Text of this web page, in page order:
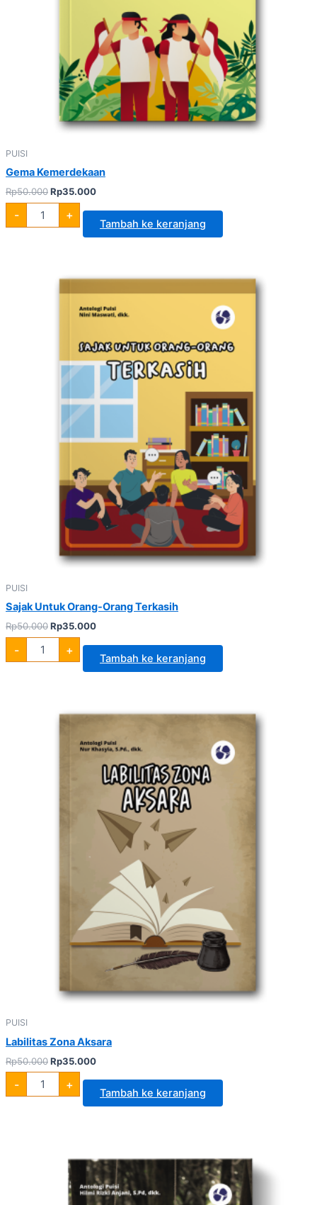
PUISI
Gema Kemerdekaan
Rp50.000Rp35.000
- +
Tambah ke keranjang
PUISI
Sajak Untuk Orang-Orang Terkasih
Rp50.000Rp35.000
- +
Tambah ke keranjang
PUISI
Labilitas Zona Aksara
Rp50.000Rp35.000
- +
Tambah ke keranjang